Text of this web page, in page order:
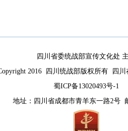
四川省委统战部宣传文化处
2016 四川统战部版权所有 四川
蜀ICP备13020493号-1
地址：四川省成都市青羊东一路2号